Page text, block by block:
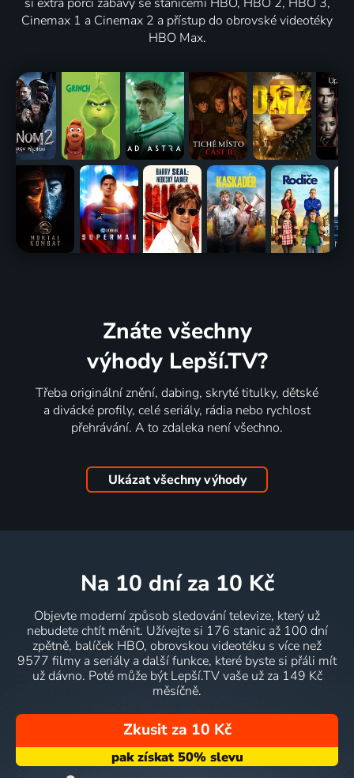
Cinemax 1 a Cinemax 2 a přístup do obrovské videotéky
HBO Max.
Znáte všechny
výhody Lepší.TV?
Třeba originální znění, dabing, skryté titulky, dětské
a divácké profily, celé seriály, rádia nebo rychlost
přehrávání. A to zdaleka není všechno.
Ukázat všechny výhody
na 10 dní za 10 Kč
Objevte moderní způsob sledování televize, který už
nebudete chtít měnit. Užívejte si 176 stanic až 100 dní
zpětně, balíček HBO, obrovskou videotéku s více než
9577 filmy a seriály a další funkce, které byste si přáli mít
už dávno. Poté může být Lepší.TV vaše už za 149 Kč
měsíčně.
Zkusit za 10 Kč